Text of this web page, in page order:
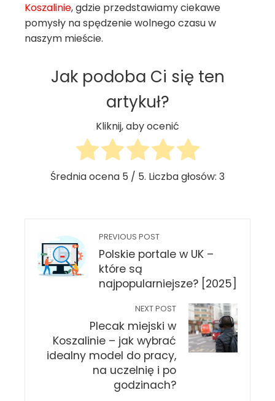
Koszalinie, gdzie przedstawiamy ciekawe
pomysły na spędzenie wolnego czasu w
naszym mieście.
Jak podoba Ci się ten
artykuł?
Kliknij, aby ocenić
Średnia ocena 5 / 5. Liczba głosów: 3
PREVIOUS POST
Polskie portale w UK –
które są
najpopularniejsze? [2025]
NEXT POST
Plecak miejski w
Koszalinie – jak wybrać
idealny model do pracy,
na uczelnię i po
godzinach?